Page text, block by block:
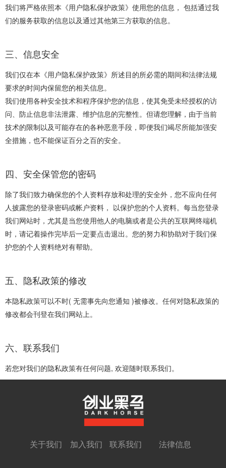
我们将严格依照本《用户隐私保护政策》使用您的信息， 包括通过我
们的服务获取的信息以及通过其他第三方获取的信息。
三、信息安全
我们仅在本《用户隐私保护政策》所述目的所必需的期间和法律法规
要求的时间内保留您的相关信息。
我们使用各种安全技术和程序保护您的信息，使其免受未经授权的访
问、防止信息非法泄露、维护信息的完整性。但请您理解，由于当前
技术的限制以及可能存在的各种恶意手段，即便我们竭尽所能加强安
全措施，也不能保证百分之百的安全。
四、安全保管您的密码
除了我们致力确保您的个人资料存放和处理的安全外，您不应向任何
人披露您的登录密码或帐户资料， 以保护您的个人资料。每当您登录
我们网站时，尤其是当您使用他人的电脑或者是公共的互联网终端机
时，请记着操作完毕后一定要点击退出。您的努力和协助对于我们保
护您的个人资料绝对有帮助。
五、隐私政策的修改
本隐私政策可以不时( 无需事先向您通知 )被修改。任何对隐私政策的
修改都会刊登在我们网站上。
六、联系我们
若您对我们的隐私政策有任何问题, 欢迎随时联系我们。
关于我们 加入我们 联系我们 法律信息